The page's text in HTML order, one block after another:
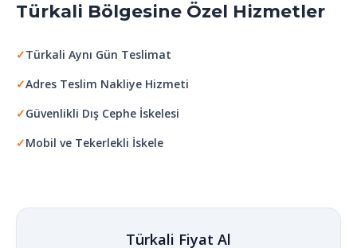
Türkali Bölgesine Özel Hizmetler
✓Türkali Aynı Gün Teslimat
✓Adres Teslim Nakliye Hizmeti
✓Güvenlikli Dış Cephe İskelesi
✓Mobil ve Tekerlekli İskele
Türkali Fiyat Al